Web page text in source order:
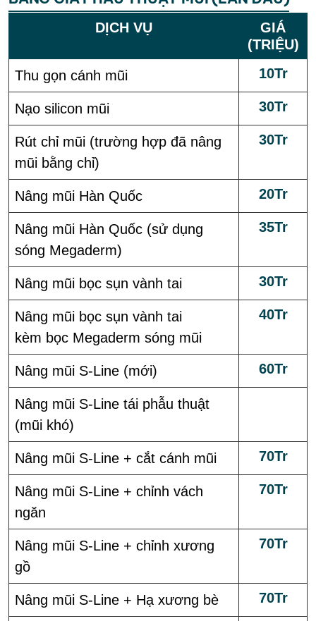
DỊCH VỤ
GIÁ
(TRIỆU)
Thu gọn cánh mũi
10Tr
Nạo silicon mũi 30Tr
Rút chỉ mũi (trường hợp đã nâng
mũi bằng chỉ)
30Tr
Nâng mũi Hàn Quốc 20Tr
Nâng mũi Hàn Quốc (sử dụng
sóng Megaderm)
35Tr
Nâng mũi bọc sụn vành tai 30Tr
Nâng mũi bọc sụn vành tai
kèm bọc Megaderm sóng mũi
40Tr
Nâng mũi S-Line (mới) 60Tr
Nâng mũi S-Line tái phẫu thuật
(mũi khó)
Nâng mũi S-Line + cắt cánh mũi 70Tr
Nâng mũi S-Line + chỉnh vách
ngăn
70Tr
Nâng mũi S-Line + chỉnh xương
gồ
70Tr
Nâng mũi S-Line + Hạ xương bè 70Tr